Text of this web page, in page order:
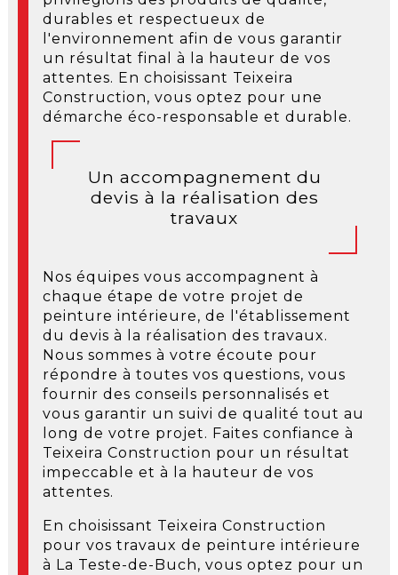
durables et respectueux de
l'environnement afin de vous garantir
un résultat final à la hauteur de vos
attentes. En choisissant Teixeira
Construction, vous optez pour une
démarche éco-responsable et durable.
Un accompagnement du
devis à la réalisation des
travaux
Nos équipes vous accompagnent à
chaque étape de votre projet de
peinture intérieure, de l'établissement
du devis à la réalisation des travaux.
Nous sommes à votre écoute pour
répondre à toutes vos questions, vous
fournir des conseils personnalisés et
vous garantir un suivi de qualité tout au
long de votre projet. Faites confiance à
Teixeira Construction pour un résultat
impeccable et à la hauteur de vos
attentes.
En choisissant Teixeira Construction
pour vos travaux de peinture intérieure
à La Teste-de-Buch, vous optez pour un